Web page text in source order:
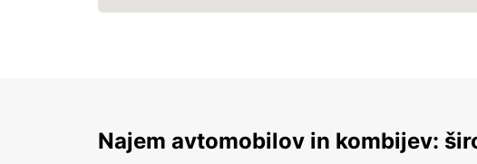
Najem avtomobilov in kombijev: